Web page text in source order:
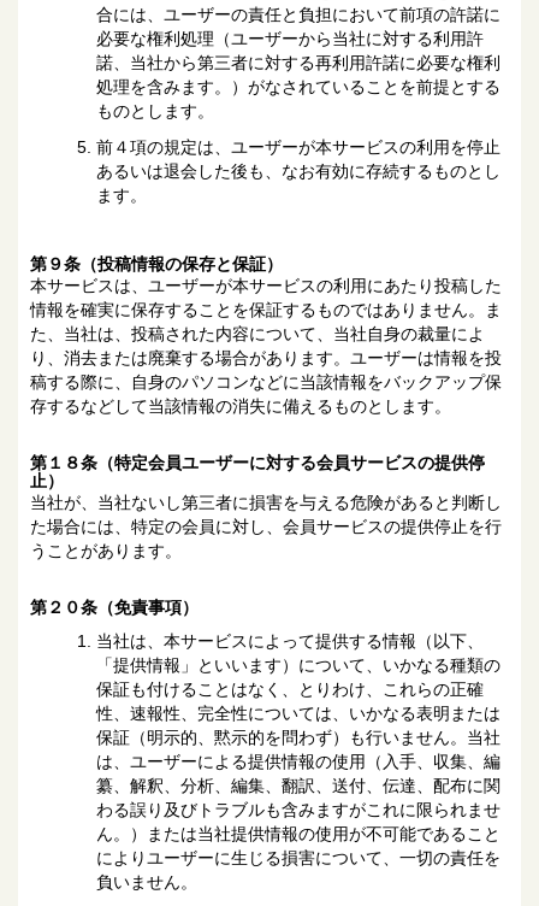
合には、ユーザーの責任と負担において前項の許諾に
必要な権利処理（ユーザーから当社に対する利用許
諾、当社から第三者に対する再利用許諾に必要な権利
処理を含みます。）がなされていることを前提とする
ものとします。
前４項の規定は、ユーザーが本サービスの利用を停止
あるいは退会した後も、なお有効に存続するものとし
ます。
第９条（投稿情報の保存と保証）
本サービスは、ユーザーが本サービスの利用にあたり投稿した
情報を確実に保存することを保証するものではありません。ま
た、当社は、投稿された内容について、当社自身の裁量によ
り、消去または廃棄する場合があります。ユーザーは情報を投
稿する際に、自身のパソコンなどに当該情報をバックアップ保
存するなどして当該情報の消失に備えるものとします。
第１８条（特定会員ユーザーに対する会員サービスの提供停
止）
当社が、当社ないし第三者に損害を与える危険があると判断し
た場合には、特定の会員に対し、会員サービスの提供停止を行
うことがあります。
第２０条（免責事項）
当社は、本サービスによって提供する情報（以下、
「提供情報」といいます）について、いかなる種類の
保証も付けることはなく、とりわけ、これらの正確
性、速報性、完全性については、いかなる表明または
保証（明示的、黙示的を問わず）も行いません。当社
は、ユーザーによる提供情報の使用（入手、収集、編
纂、解釈、分析、編集、翻訳、送付、伝達、配布に関
わる誤り及びトラブルも含みますがこれに限られませ
ん。）または当社提供情報の使用が不可能であること
によりユーザーに生じる損害について、一切の責任を
負いません。